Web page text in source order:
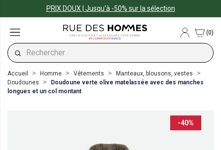
PRIX DOUX | Jusqu'à -50% sur la sélection
PRÊT-À-PORTER ET ACCESSOIRES POUR HOMME
#ECOMMERCEFRANCE
(0)
Accueil Homme Vêtements
Manteaux, blousons, vestes
Doudounes
Doudoune verte olive matelassée avec des manches
longues et un col montant
-40%